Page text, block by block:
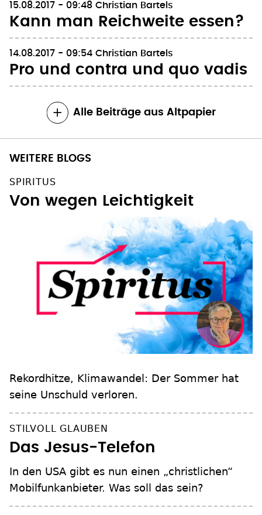
15.08.2017 - 09:48 Christian Bartels
Kann man Reichweite essen?
14.08.2017 - 09:54 Christian Bartels
Pro und contra und quo vadis
Alle Beiträge aus Altpapier
WEITERE BLOGS
SPIRITUS
Von wegen Leichtigkeit
Rekordhitze, Klimawandel: Der Sommer hat
seine Unschuld verloren.
STILVOLL GLAUBEN
Das Jesus-Telefon
In den USA gibt es nun einen „christlichen“
Mobilfunkanbieter. Was soll das sein?